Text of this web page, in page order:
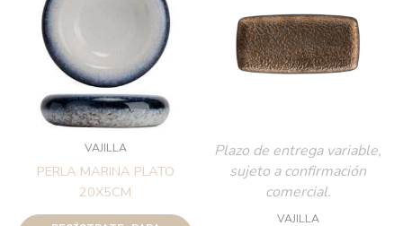
VAJILLA
PERLA MARINA PLATO
20X5CM
Plazo de entrega variable,
sujeto a confirmación
comercial.
VAJILLA